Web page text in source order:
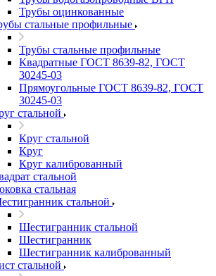
Трубы оцинкованные
стальные профильные
Трубы стальные профильные
Квадратные ГОСТ 8639-82, ГОСТ
30245-03
Прямоугольные ГОСТ 8639-82, ГОСТ
30245-03
стальной
Круг стальной
Круг
Круг калиброванный
стальной
стальная
стальной
Шестигранник стальной
Шестигранник
Шестигранник калиброванный
стальной